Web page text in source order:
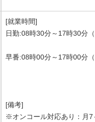
[就業時間]
日勤:08時30分～17時30分（
早番:08時00分～17時00分（
[備考]
※オンコール対応あり：月